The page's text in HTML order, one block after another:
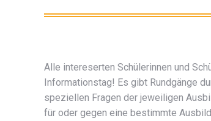
Alle intereserten Schülerinnen und
Informationstag! Es gibt Rundgänge
speziellen Fragen der jeweiligen
für oder gegen eine bestimmte